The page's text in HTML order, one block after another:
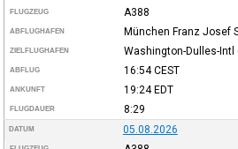
FLUGZEUG A388
ABFLUGHAFEN München Franz Josef
ZIELFLUGHAFEN Washington-Dulles-Intl
ABFLUG 16:54CEST
ANKUNFT 19:24EDT
FLUGDAUER 8:29
DATUM 05.08.2026